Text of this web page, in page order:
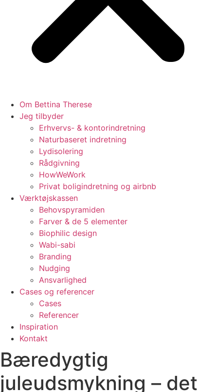
Om Bettina Therese
Jeg tilbyder
Erhvervs- & kontorindretning
Naturbaseret indretning
Lydisolering
Rådgivning
HowWeWork
Privat boligindretning og airbnb
Værktøjskassen
Behovspyramiden
Farver & de 5 elementer
Biophilic design
Wabi-sabi
Branding
Nudging
Ansvarlighed
Cases og referencer
Cases
Referencer
Inspiration
Kontakt
Bæredygtig
juleudsmykning – det